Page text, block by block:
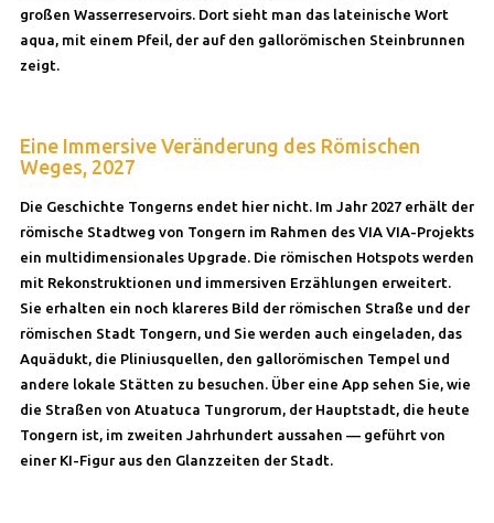
großen Wasserreservoirs. Dort sieht man das lateinische Wort
aqua, mit einem Pfeil, der auf den gallorömischen Steinbrunnen
zeigt.
Eine Immersive Veränderung des Römischen
Weges, 2027
Die Geschichte Tongerns endet hier nicht. Im Jahr 2027 erhält der
römische Stadtweg von Tongern im Rahmen des VIA VIA-Projekts
ein multidimensionales Upgrade. Die römischen Hotspots werden
mit Rekonstruktionen und immersiven Erzählungen erweitert.
Sie erhalten ein noch klareres Bild der römischen Straße und der
römischen Stadt Tongern, und Sie werden auch eingeladen, das
Aquädukt, die Pliniusquellen, den gallorömischen Tempel und
andere lokale Stätten zu besuchen. Über eine App sehen Sie, wie
die Straßen von Atuatuca Tungrorum, der Hauptstadt, die heute
Tongern ist, im zweiten Jahrhundert aussahen — geführt von
einer KI-Figur aus den Glanzzeiten der Stadt.